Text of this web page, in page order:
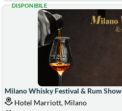
Milano Whisky Festival & Rum Show
Hotel Marriott, Milano
DISPONIBILE